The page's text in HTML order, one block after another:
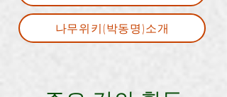
나무위키(박동명)소개